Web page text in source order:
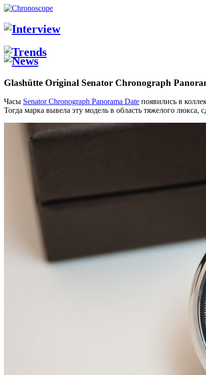
Glashütte Original Senator Chronograph
Часы Senator Chronograph Panorama Date появились в
Тогда марка вывела эту модель в область тяжелого